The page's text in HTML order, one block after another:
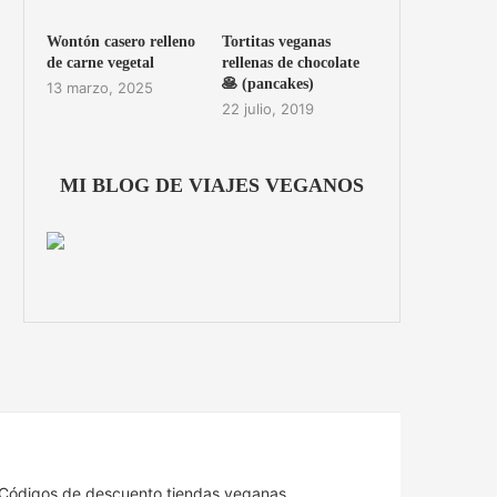
Wontón casero relleno
de carne vegetal
13 marzo, 2025
Tortitas veganas
rellenas de chocolate
🥞 (pancakes)
22 julio, 2019
MI BLOG DE VIAJES VEGANOS
Códigos de descuento tiendas veganas